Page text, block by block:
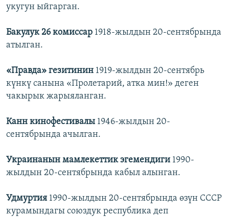
укугун ыйгарган.
Бакулук 26 комиссар 1918-жылдын 20-сентябрында
атылган.
«Правда» гезитинин 1919-жылдын 20-сентябрь
күнкү санына «Пролетарий, атка мин!» деген
чакырык жарыяланган.
Канн кинофестивалы 1946-жылдын 20-
сентябрында ачылган.
Украинанын мамлекеттик эгемендиги 1990-
жылдын 20-сентябрында кабыл алынган.
Удмуртия 1990-жылдын 20-сентябрында өзүн СССР
курамындагы союздук республика деп